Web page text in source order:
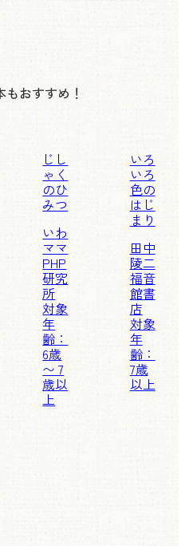
もおすすめ！
じし
ゃく
のひ
みつ
いわ
ママ
PHP
研究
所
対象
年
齢：
6歳
〜 7
歳以
上
いろ
いろ
色の
はじ
まり
田中
陵二
福音
館書
店
対象
年
齢：
7歳
以上